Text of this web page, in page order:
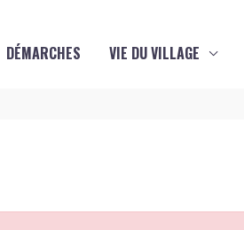
DÉMARCHES VIE DU VILLAGE